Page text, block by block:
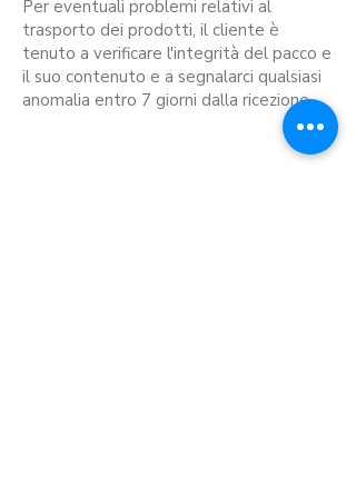
Per eventuali problemi relativi al
trasporto dei prodotti, il cliente è
tenuto a verificare l'integrità del pacco e
il suo contenuto e a segnalarci qualsiasi
anomalia entro 7 giorni dalla ricezione.